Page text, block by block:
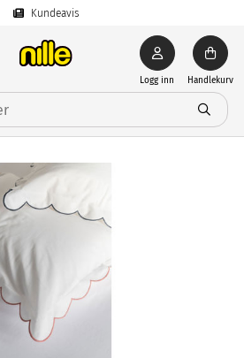
Kundeavis
Logg inn Handlekurv